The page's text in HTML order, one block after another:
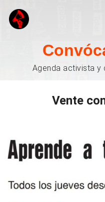
Agenda activista y
Vente